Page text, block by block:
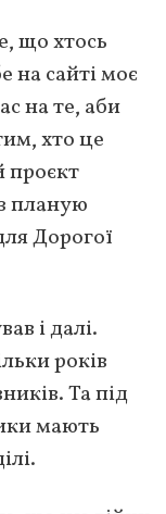
що хтось
на сайті моє
на те, аби
хто це
проєкт
планую
Дорогої
і далі.
років
Та під
мають